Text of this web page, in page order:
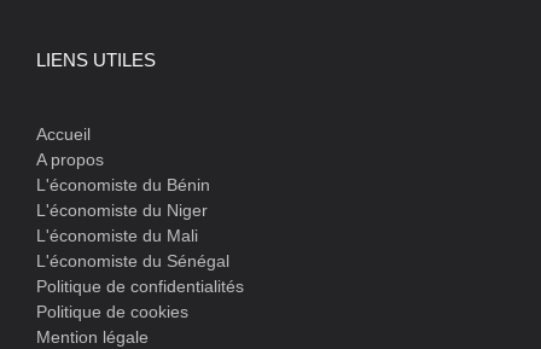
LIENS UTILES
Accueil
A propos
L'économiste du Bénin
L'économiste du Niger
L'économiste du Mali
L'économiste du Sénégal
Politique de confidentialités
Politique de cookies
Mention légale